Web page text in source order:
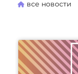
все новости